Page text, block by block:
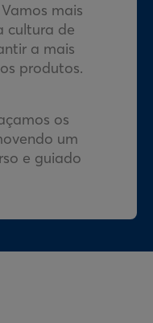
mais
cultura de
a mais
produtos.
os
um
e guiado